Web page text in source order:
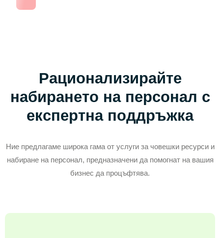
Рационализирайте
набирането на персонал с
експертна поддръжка
Ние предлагаме широка гама от услуги за човешки ресурси и
набиране на персонал, предназначени да помогнат на вашия
бизнес да процъфтява.